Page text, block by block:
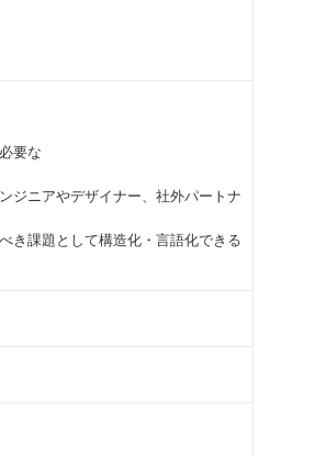
要な
ジニアやデザイナー、社外パートナ
き課題として構造化・言語化できる